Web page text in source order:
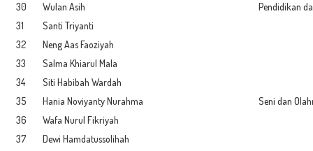
30
Wulan Asih
Pendidikan
31
Santi Triyanti
32
Neng Aas Faoziyah
33
Salma Khiarul Mala
34
Siti Habibah Wardah
35
Hania Noviyanty Nurahma
Seni dan
36
Wafa Nurul Fikriyah
37
Dewi Hamdatussolihah